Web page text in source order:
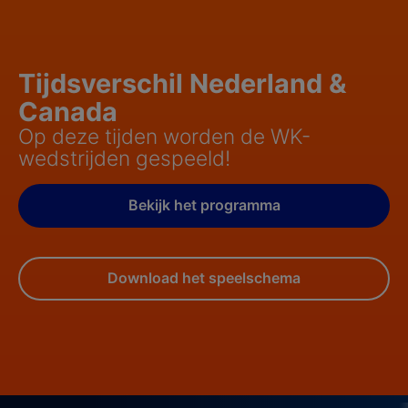
Tijdsverschil Nederland &
Canada
Op deze tijden worden de WK-
wedstrijden gespeeld!
Bekijk het programma
Download het speelschema